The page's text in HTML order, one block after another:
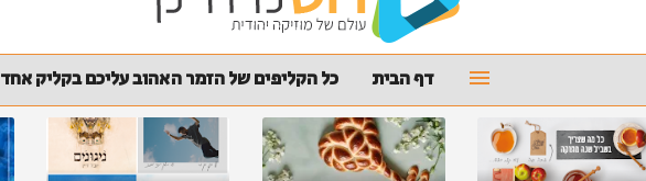
דף הבית כל הקליפים של הזמר האהוב עליכם בקליק אחד